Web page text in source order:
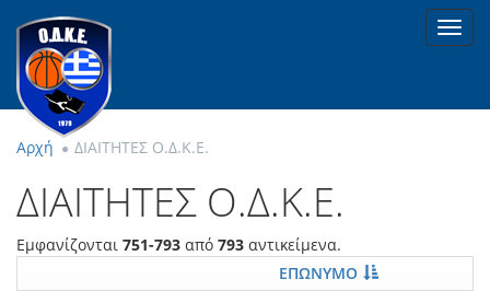
Αρχή ΔΙΑΙΤΗΤΕΣ Ο.Δ.Κ.Ε.
ΔΙΑΙΤΗΤΕΣ Ο.Δ.Κ.Ε.
Εμφανίζονται 751-793 από 793 αντικείμενα.
ΕΠΩΝΥΜΟ